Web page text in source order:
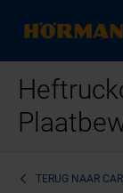
TERUG NAAR